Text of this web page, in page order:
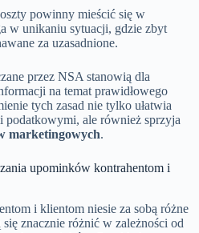
powinny mieścić się w
w unikaniu sytuacji, gdzie zbyt
za uzasadnione.
przez NSA stanowią dla
na temat prawidłowego
tych zasad nie tylko ułatwia
podatkowymi, ale również sprzyja
marketingowych.
upominków kontrahentom i
i klientom niesie za sobą różne
znacznie różnić w zależności od